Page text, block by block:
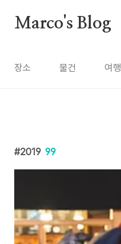
Marco's Blog
장소 물건 여행
2019 99